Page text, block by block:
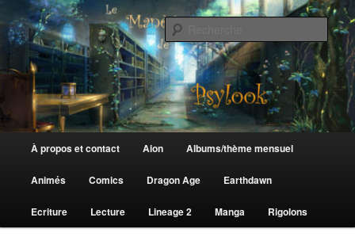
au
contenu
principalLe Manège de Psylook
principal
À propos et contact Aion Albums/thème mensuel
Animés Comics Dragon Age Earthdawn
Ecriture Lecture Lineage 2 Manga Rigolons